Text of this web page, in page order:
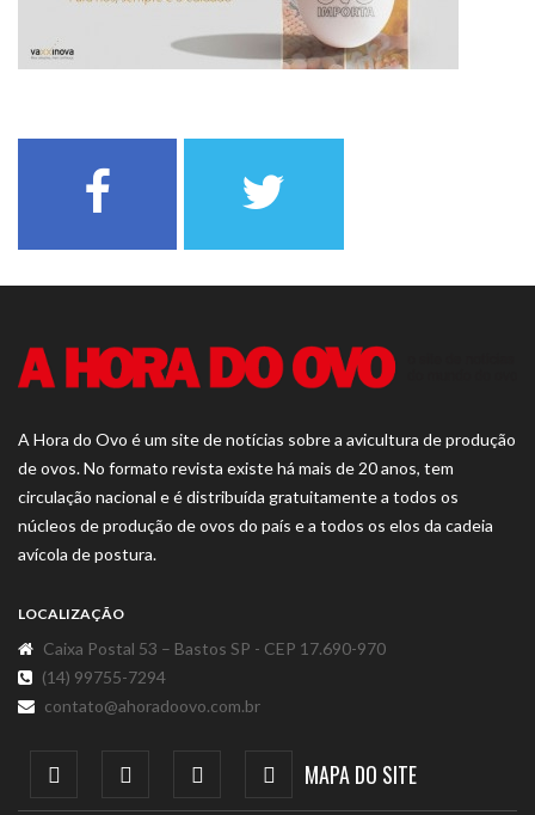
A Hora do Ovo é um site de notícias sobre a avicultura de produção
de ovos. No formato revista existe há mais de 20 anos, tem
circulação nacional e é distribuída gratuitamente a todos os
núcleos de produção de ovos do país e a todos os elos da cadeia
avícola de postura.
LOCALIZAÇÃO
Caixa Postal 53 – Bastos SP - CEP 17.690-970
(14) 99755-7294
contato@ahoradoovo.com.br
MAPA DO SITE